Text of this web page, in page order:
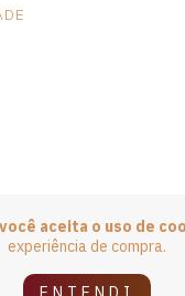
você aceita o uso de
experiência de compra.